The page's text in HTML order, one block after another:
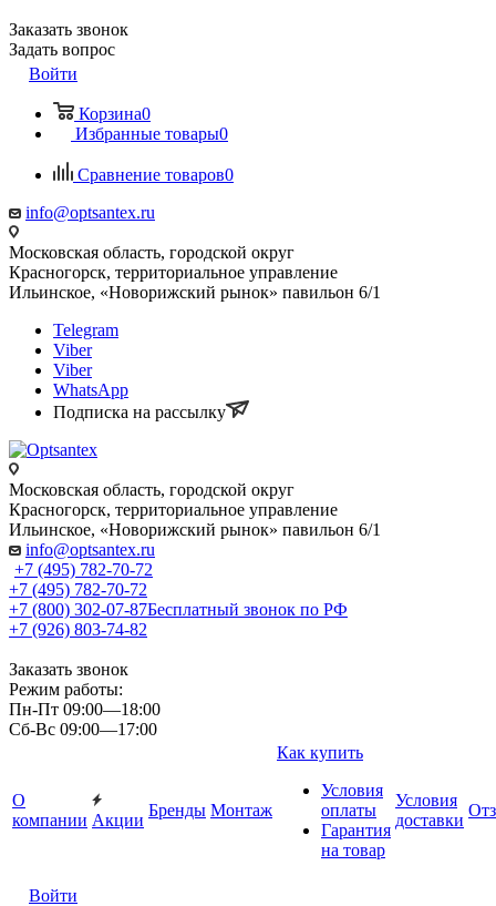
Заказать звонок
Задать вопрос
Войти
Корзина0
Избранные товары0
Сравнение товаров0
info@optsantex.ru
Московская область, городской округ
Красногорск, территориальное управление
Ильинское, «Новорижский рынок» павильон 6/1
Telegram
Viber
Viber
WhatsApp
Подписка на рассылку
Московская область, городской округ
Красногорск, территориальное управление
Ильинское, «Новорижский рынок» павильон 6/1
info@optsantex.ru
+7 (495) 782-70-72
+7 (495) 782-70-72
+7 (800) 302-07-87Бесплатный звонок по РФ
+7 (926) 803-74-82
Заказать звонок
Режим работы:
Пн-Пт 09:00—18:00
Сб-Вс 09:00—17:00
О
компании Акции
Бренды Монтаж
Как купить
Условия
оплаты
Гарантия
на товар
Условия
доставки
Войти